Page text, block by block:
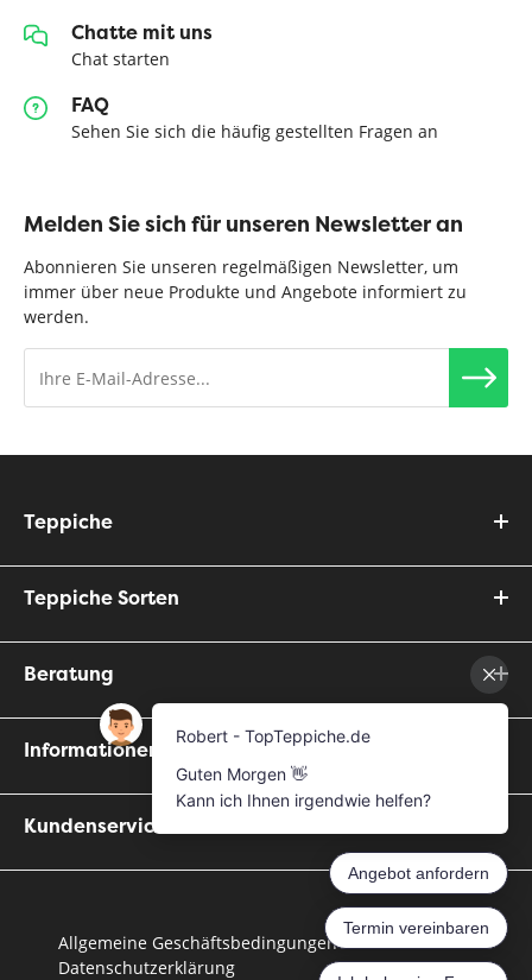
Chatte mit uns
Chat starten
FAQ
Sehen Sie sich die häufig gestellten Fragen an
Melden Sie sich für unseren Newsletter an
Abonnieren Sie unseren regelmäßigen Newsletter, um
immer über neue Produkte und Angebote informiert zu
werden.
Teppiche
Teppiche Sorten
Beratung
Informationen
Kundenservice
Allgemeine Geschäftsbedingungen
Datenschutzerklärung